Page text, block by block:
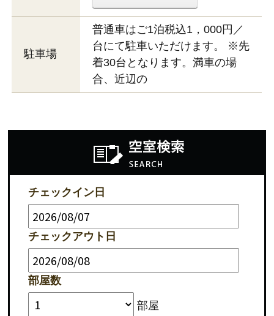
駐車場
普通車はご1泊税込1，000円／
台にて駐車いただけます。 ※先
着30台となります。満車の場
合、近辺の
チェックイン日
チェックアウト日
部屋数
部屋